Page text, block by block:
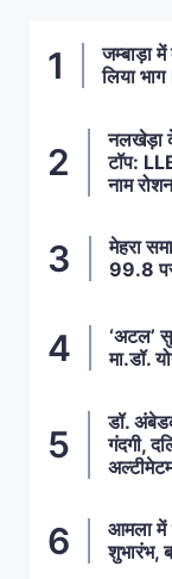
जम्बाड़ा
लिया
नलखेड़ा
टॉप:
नाम
मेहरा
99.8
‘अटल’
मा.डॉ.
डॉ.
गंदगी,
आमला में
शुभारंभ,